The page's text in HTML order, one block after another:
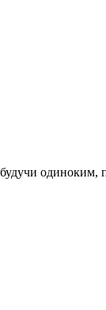
одиноким,